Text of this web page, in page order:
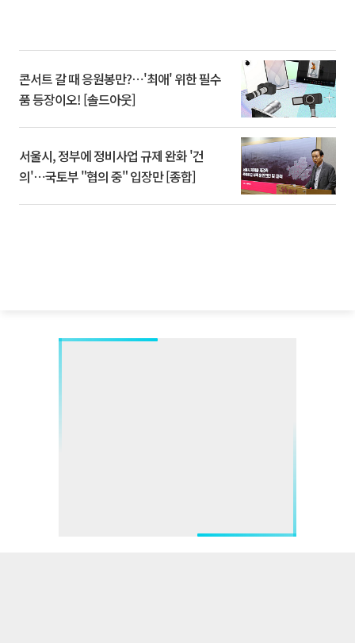
콘서트 갈 때 응원봉만?⋯'최애' 위한 필수
품 등장이오! [솔드아웃]
서울시, 정부에 정비사업 규제 완화 '건
의'⋯국토부 "협의 중" 입장만 [종합]